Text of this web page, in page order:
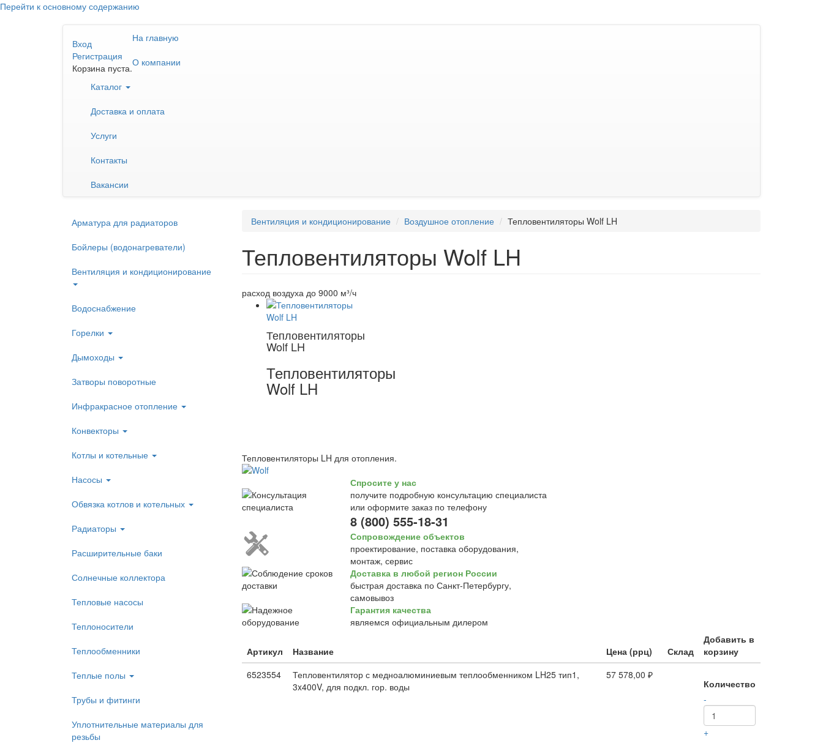
Перейти к основному содержанию
Вход
Регистрация
Корзина пуста.
На главную
О компании
Каталог
Доставка и оплата
Услуги
Контакты
Вакансии
Арматура для радиаторов
Бойлеры (водонагреватели)
Вентиляция и кондиционирование
Водоснабжение
Горелки
Дымоходы
Затворы поворотные
Инфракрасное отопление
Конвекторы
Котлы и котельные
Насосы
Обвязка котлов и котельных
Радиаторы
Расширительные баки
Солнечные коллектора
Тепловые насосы
Теплоносители
Теплообменники
Теплые полы
Трубы и фитинги
Уплотнительные материалы для
резьбы
Вентиляция и кондиционирование Воздушное отопление Тепловентиляторы Wolf LH
Тепловентиляторы Wolf LH
расход воздуха до 9000 м³/ч
Тепловентиляторы
Wolf LH
Тепловентиляторы
Wolf LH
Тепловентиляторы LH для отопления.
Спросите у нас
получите подробную консультацию специалиста
или оформите заказ по телефону
8 (800) 555-18-31
Сопровождение объектов
проектирование, поставка оборудования,
монтаж, сервис
Доставка в любой регион России
быстрая доставка по Санкт-Петербургу,
самовывоз
Гарантия качества
являемся официальным дилером
Артикул Название Цена (ррц) Склад
Добавить в
корзину
6523554
Тепловентилятор с медноалюминиевым теплообменником LH25 тип1,
3x400V, для подкл. гор. воды
57 578,00 ₽
Количество
-
+